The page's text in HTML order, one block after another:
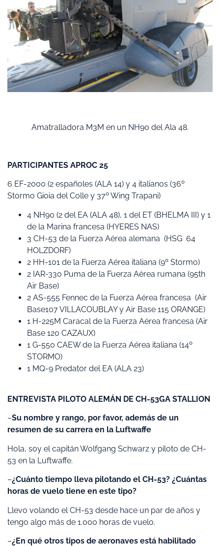
Amatralladora M3M en un NH90 del Ala 48.
PARTICIPANTES APROC 25
6 EF-2000 (2 españoles (ALA 14) y 4 italianos (36º
Stormo Gioia del Colle y 37º Wing Trapani)
4 NH90 (2 del EA (ALA 48), 1 del ET (BHELMA III) y 1
de la Marina francesa (HYERES NAS)
3 CH-53 de la Fuerza Aérea alemana (HSG 64
HOLZDORF)
2 HH-101 de la Fuerza Aérea italiana (9º Stormo)
2 IAR-330 Puma de la Fuerza Aérea rumana (95th
Air Base)
2 AS-555 Fennec de la Fuerza Aérea francesa (Air
Base107 VILLACOUBLAY y Air Base 115 ORANGE)
1 H-225M Caracal de la Fuerza Aérea francesa (Air
Base 120 CAZAUX)
1 G-550 CAEW de la Fuerza Aérea italiana (14º
STORMO)
1 MQ-9 Predator del EA (ALA 23)
ENTREVISTA PILOTO ALEMÁN DE CH-53GA STALLION
–Su nombre y rango, por favor, además de un
resumen de su carrera en la Luftwaffe
Hola, soy el capitán Wolfgang Schwarz y piloto de CH-
53 en la Luftwaffe.
–¿Cuánto tiempo lleva pilotando el CH-53? ¿Cuántas
horas de vuelo tiene en este tipo?
Llevo volando el CH-53 desde hace un par de años y
tengo algo más de 1.000 horas de vuelo.
–¿En qué otros tipos de aeronaves está habilitado